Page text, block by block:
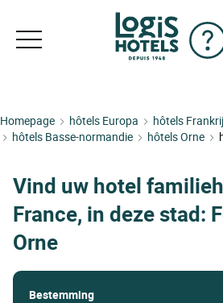
Homepage hôtels Europa
hôtels
hôtels Basse-normandie
hôtels Orne
Vind uw hotel
France, in deze stad:
Orne
Bestemming